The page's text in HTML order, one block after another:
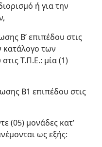
ή για την
Β’ επιπέδου στις
κατάλογο των
Τ.Π.Ε.: μία (1)
Β1 επιπέδου στις
(05) μονάδες κατ’
ως εξής: